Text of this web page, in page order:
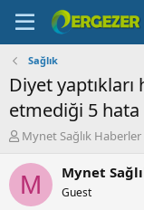
Sağlık
Diyet
etmediği 5 hata
K
n
b
u
Mynet Sağlık Haberler
M Mynet
Guest